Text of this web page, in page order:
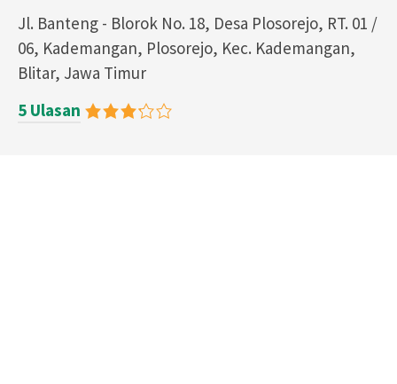
Jl. Banteng - Blorok No. 18, Desa Plosorejo, RT. 01 /
06, Kademangan, Plosorejo, Kec. Kademangan,
Blitar, Jawa Timur
5 Ulasan